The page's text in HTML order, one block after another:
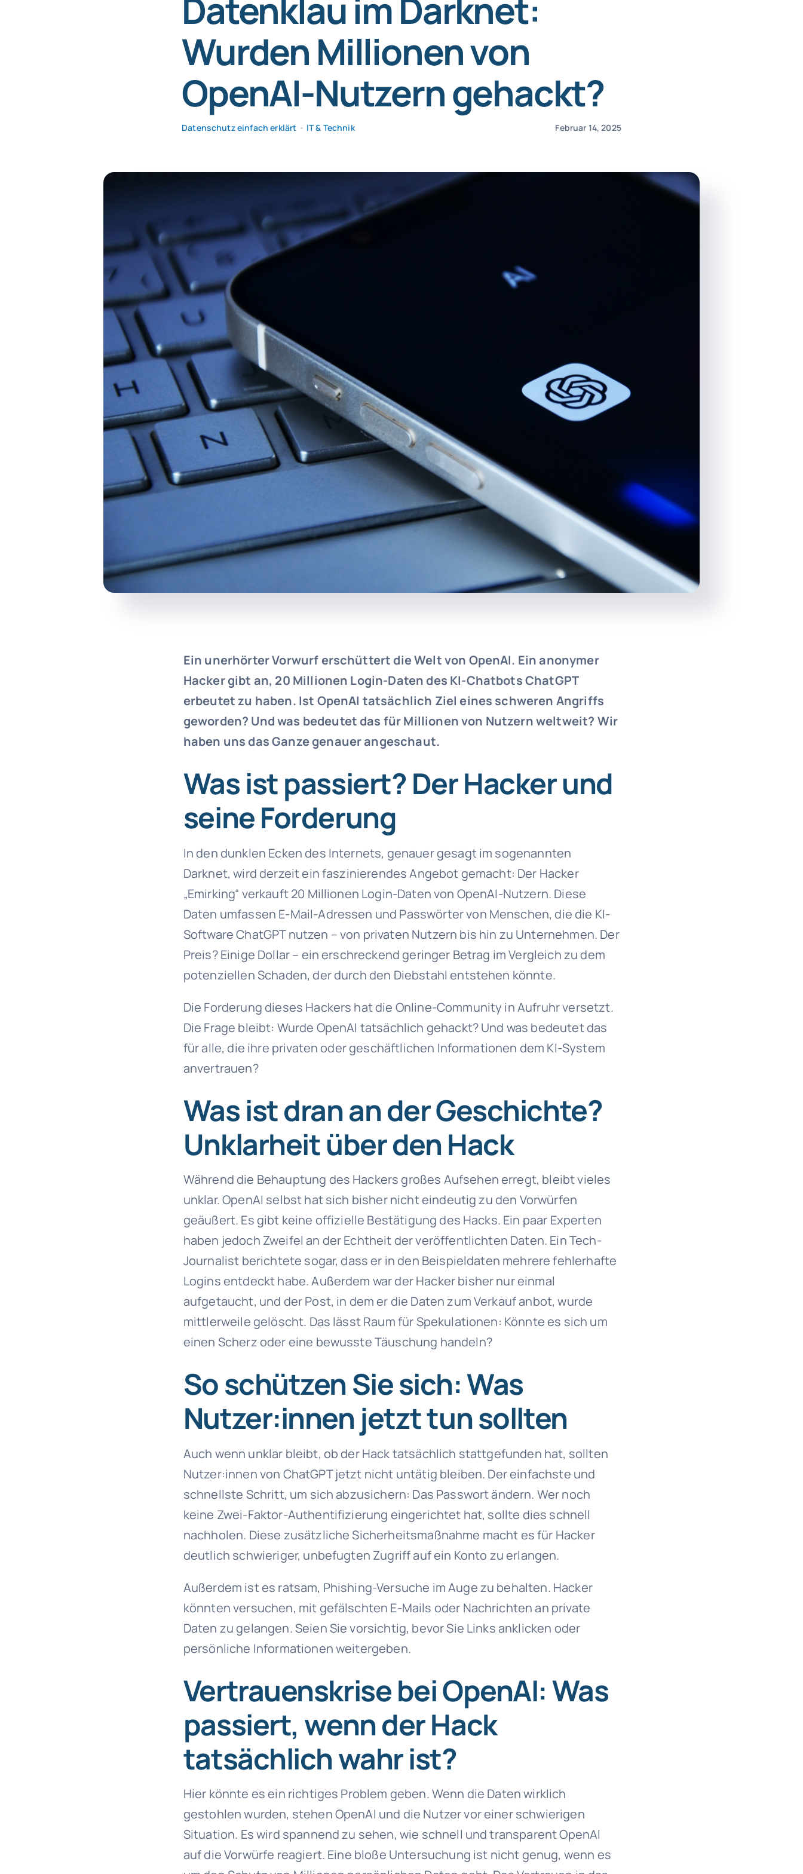
Datenklau im Darknet:
Wurden Millionen von
OpenAI-Nutzern gehackt?
Datenschutz einfach erklärt • IT & Technik Februar 14, 2025
Ein unerhörter Vorwurf erschüttert die Welt von OpenAI. Ein anonymer
Hacker gibt an, 20 Millionen Login-Daten des KI-Chatbots ChatGPT
erbeutet zu haben. Ist OpenAI tatsächlich Ziel eines schweren Angriffs
geworden? Und was bedeutet das für Millionen von Nutzern weltweit? Wir
haben uns das Ganze genauer angeschaut.
Was ist passiert? Der Hacker und
seine Forderung
In den dunklen Ecken des Internets, genauer gesagt im sogenannten
Darknet, wird derzeit ein faszinierendes Angebot gemacht: Der Hacker
„Emirking“ verkauft 20 Millionen Login-Daten von OpenAI-Nutzern. Diese
Daten umfassen E-Mail-Adressen und Passwörter von Menschen, die die KI-
Software ChatGPT nutzen – von privaten Nutzern bis hin zu Unternehmen. Der
Preis? Einige Dollar – ein erschreckend geringer Betrag im Vergleich zu dem
potenziellen Schaden, der durch den Diebstahl entstehen könnte.
Die Forderung dieses Hackers hat die Online-Community in Aufruhr versetzt.
Die Frage bleibt: Wurde OpenAI tatsächlich gehackt? Und was bedeutet das
für alle, die ihre privaten oder geschäftlichen Informationen dem KI-System
anvertrauen?
Was ist dran an der Geschichte?
Unklarheit über den Hack
Während die Behauptung des Hackers großes Aufsehen erregt, bleibt vieles
unklar. OpenAI selbst hat sich bisher nicht eindeutig zu den Vorwürfen
geäußert. Es gibt keine offizielle Bestätigung des Hacks. Ein paar Experten
haben jedoch Zweifel an der Echtheit der veröffentlichten Daten. Ein Tech-
Journalist berichtete sogar, dass er in den Beispieldaten mehrere fehlerhafte
Logins entdeckt habe. Außerdem war der Hacker bisher nur einmal
aufgetaucht, und der Post, in dem er die Daten zum Verkauf anbot, wurde
mittlerweile gelöscht. Das lässt Raum für Spekulationen: Könnte es sich um
einen Scherz oder eine bewusste Täuschung handeln?
So schützen Sie sich: Was
Nutzer:innen jetzt tun sollten
Auch wenn unklar bleibt, ob der Hack tatsächlich stattgefunden hat, sollten
Nutzer:innen von ChatGPT jetzt nicht untätig bleiben. Der einfachste und
schnellste Schritt, um sich abzusichern: Das Passwort ändern. Wer noch
keine Zwei-Faktor-Authentifizierung eingerichtet hat, sollte dies schnell
nachholen. Diese zusätzliche Sicherheitsmaßnahme macht es für Hacker
deutlich schwieriger, unbefugten Zugriff auf ein Konto zu erlangen.
Außerdem ist es ratsam, Phishing-Versuche im Auge zu behalten. Hacker
könnten versuchen, mit gefälschten E-Mails oder Nachrichten an private
Daten zu gelangen. Seien Sie vorsichtig, bevor Sie Links anklicken oder
persönliche Informationen weitergeben.
Vertrauenskrise bei OpenAI: Was
passiert, wenn der Hack
tatsächlich wahr ist?
Hier könnte es ein richtiges Problem geben. Wenn die Daten wirklich
gestohlen wurden, stehen OpenAI und die Nutzer vor einer schwierigen
Situation. Es wird spannend zu sehen, wie schnell und transparent OpenAI
auf die Vorwürfe reagiert. Eine bloße Untersuchung ist nicht genug, wenn es